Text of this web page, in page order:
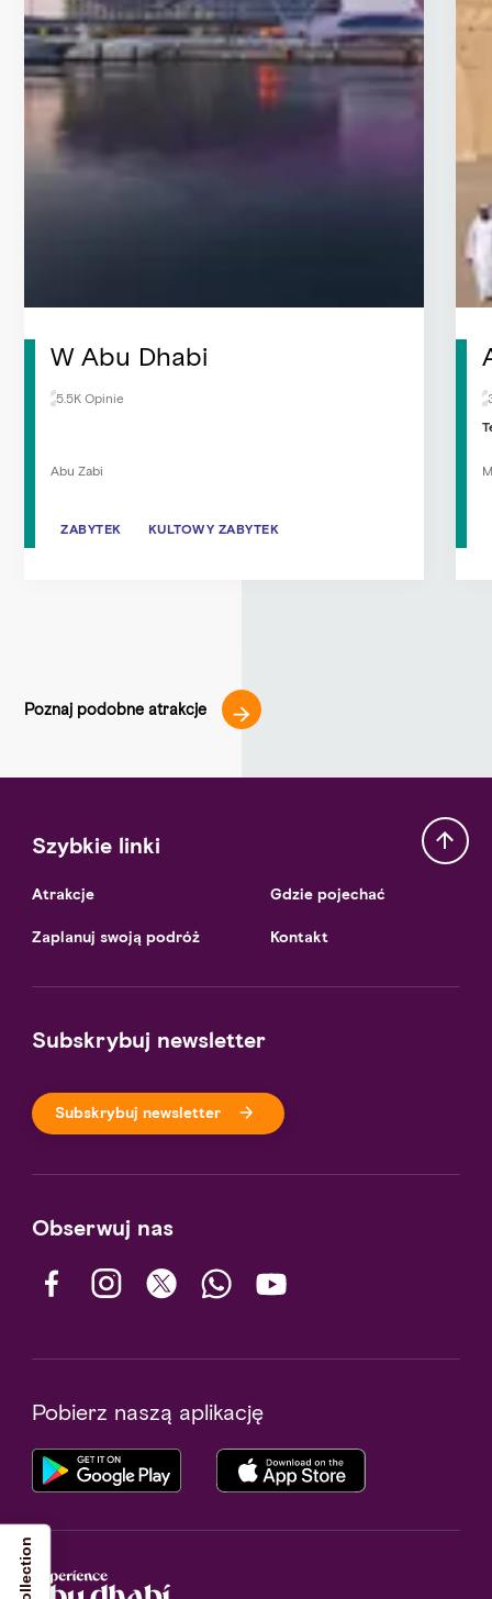
W Abu Dhabi
5.5K Opinie
Abu Zabi
ZABYTEK KULTOWY ZABYTEK
ZABYTEK KULTOWY ZABYTEK
Poznaj podobne atrakcje
Szybkie linki
Atrakcje
Zaplanuj swoją podróż
Gdzie pojechać
Kontakt
Subskrybuj newsletter
Subskrybuj newsletter
Obserwuj nas
Pobierz naszą aplikację